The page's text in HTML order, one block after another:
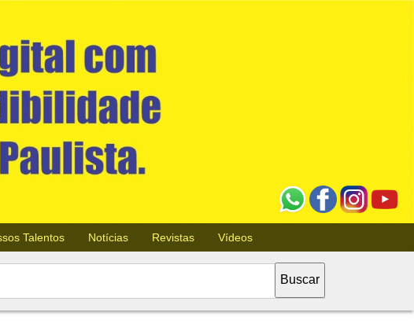
Talentos Notícias Revistas Vídeos